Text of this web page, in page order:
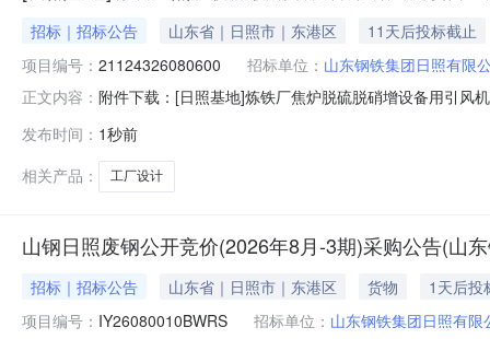
招标｜招标公告 山东省｜日照市｜东港区
11天后投标截止
项目编号： 21124326080600 招标单位： 山东钢铁集团日照有限
正文内容： 附件下载：[日照基地]炼铁厂焦炉脱硫脱硝增设备用引风
发布时间： 1秒前
相关产品：
工厂设计
山钢日照废钢公开竞价(2026年8月-3期)采购公告(山
招标｜招标公告 山东省｜日照市｜东港区 货物
1天后投
项目编号： IY26080010BWRS 招标单位： 山东钢铁集团日照有限